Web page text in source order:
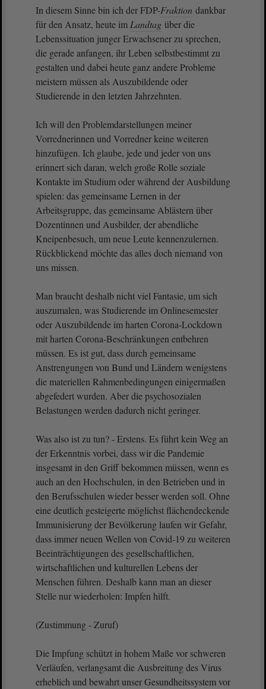
In diesem Sinne bin ich der FDP-Fraktion dankbar
für den Ansatz, heute im Landtag über die
Lebenssituation junger Erwachsener zu sprechen,
die gerade anfangen, ihr Leben selbstbestimmt zu
gestalten und dabei heute ganz andere Probleme
meistern müssen als Auszubildende oder
Studierende in den letzten Jahrzehnten.
Ich will den Problemdarstellungen meiner
Vorrednerinnen und Vorredner keine weiteren
hinzufügen. Ich glaube, jede und jeder von uns
erinnert sich daran, welch große Rolle soziale
Kontakte im Studium oder während der Ausbildung
spielen: das gemeinsame Lernen in der
Arbeitsgruppe, das gemeinsame Ablästern über
Dozentinnen und Ausbilder, der abendliche
Kneipenbesuch, um neue Leute kennenzulernen.
Rückblickend möchte das alles doch niemand von
uns missen.
Man braucht deshalb nicht viel Fantasie, um sich
auszumalen, was Studierende im Onlinesemester
oder Auszubildende im harten Corona-Lockdown
mit harten Corona-Beschränkungen entbehren
müssen. Es ist gut, dass durch gemeinsame
Anstrengungen von Bund und Ländern wenigstens
die materiellen Rahmenbedingungen einigermaßen
abgefedert wurden. Aber die psychosozialen
Belastungen werden dadurch nicht geringer.
Was also ist zu tun? - Erstens. Es führt kein Weg an
der Erkenntnis vorbei, dass wir die Pandemie
insgesamt in den Griff bekommen müssen, wenn es
auch an den Hochschulen, in den Betrieben und in
den Berufsschulen wieder besser werden soll. Ohne
eine deutlich gesteigerte möglichst flächendeckende
Immunisierung der Bevölkerung laufen wir Gefahr,
dass immer neuen Wellen von Covid-19 zu weiteren
Beeinträchtigungen des gesellschaftlichen,
wirtschaftlichen und kulturellen Lebens der
Menschen führen. Deshalb kann man an dieser
Stelle nur wiederholen: Impfen hilft.
(Zustimmung - Zuruf)
Die Impfung schützt in hohem Maße vor schweren
Verläufen, verlangsamt die Ausbreitung des Virus
erheblich und bewahrt unser Gesundheitssystem vor